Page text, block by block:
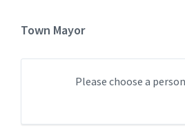
Town Mayor
Please choose a